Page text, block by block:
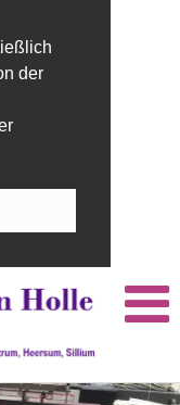
der